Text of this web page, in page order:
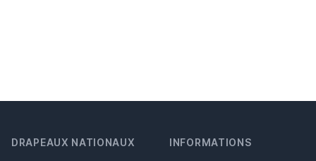
DRAPEAUX NATIONAUX INFORMATIONS